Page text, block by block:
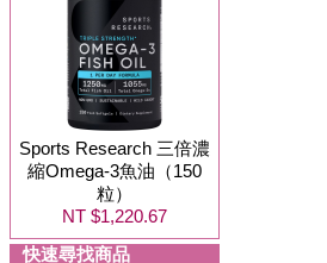
Sports Research 三倍濃
縮Omega-3魚油（150
粒）
NT $1,220.67
快速尋找商品